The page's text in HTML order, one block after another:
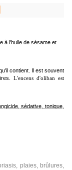
à l'huile de sésame et
contient. Il est souvent
L'encens d'oliban est
sédative, tonique,
plaies, brûlures,